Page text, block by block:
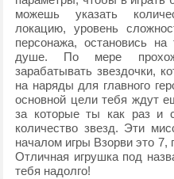
можешь указать
локацию, уровень
персонажа, остановись
душе. По мере
зарабатывать звездочки,
на наряды для главного
основной цели тебя ждут
за которые ты как раз и
количество звезд. Эти
началом игры Взорви это 7,
Отличная игрушка под
тебя надолго!